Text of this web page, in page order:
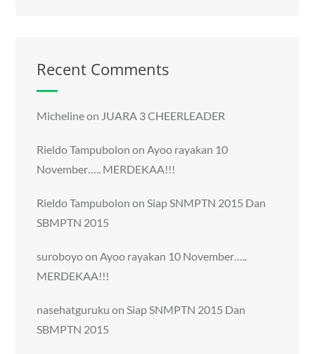
Recent Comments
Michelineon JUARA 3 CHEERLEADER
Rieldo Tampubolon onAyoo rayakan 10
November….. MERDEKAA!!!
Rieldo Tampubolon onSiap SNMPTN 2015 Dan
SBMPTN 2015
suroboyoonAyoo rayakan 10 November…..
MERDEKAA!!!
nasehatguruku onSiap SNMPTN 2015 Dan
SBMPTN 2015